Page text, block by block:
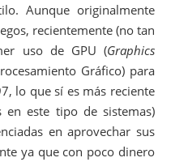
Aunque originalmente
recientemente (no tan
uso de GPU (Graphics
Gráfico) para
lo que sí es más reciente
en este tipo de sistemas)
en aprovechar sus
ya que con poco dinero